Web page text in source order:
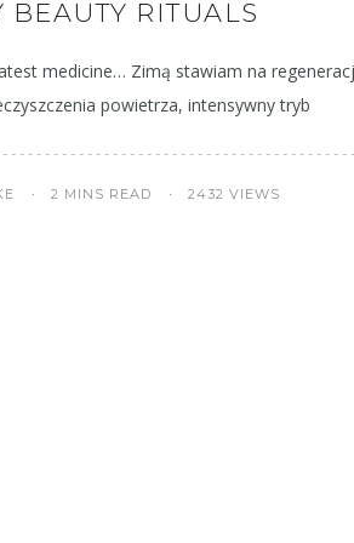
BEAUTY RITUALS
medicine… Zimą stawiam na
powietrza, intensywny tryb
2 MINS READ 2432 VIEWS